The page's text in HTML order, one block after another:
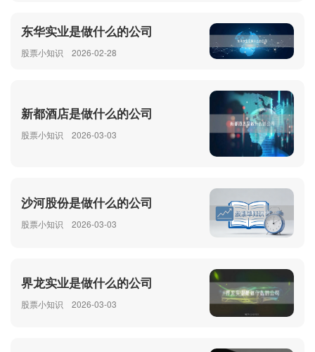
东华实业是做什么的公司
股票小知识 2026-02-28
新都酒店是做什么的公司
股票小知识 2026-03-03
沙河股份是做什么的公司
股票小知识 2026-03-03
界龙实业是做什么的公司
股票小知识 2026-03-03